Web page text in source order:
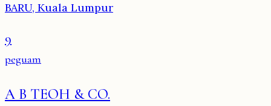
BARU, Kuala Lumpur
9
peguam
A B TEOH & CO.